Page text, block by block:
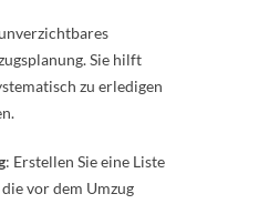
Sie hilft
zu erledigen
: Erstellen Sie eine Liste
vor dem Umzug